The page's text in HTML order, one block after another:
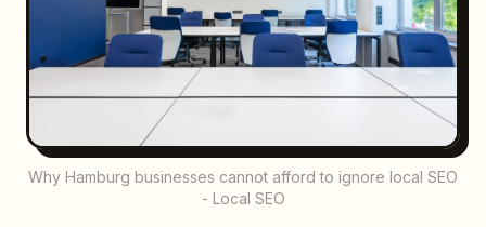
Why Hamburg businesses cannot afford to ignore local SEO
- Local SEO